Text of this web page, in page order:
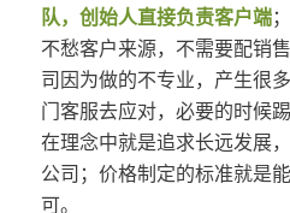
队，创始人直接负责客户端
不愁客户来源，不需要配销
司因为做的不专业，产生很
门客服去应对，必要的时候
在理念中就是追求长远发展
公司；价格制定的标准就是
可。